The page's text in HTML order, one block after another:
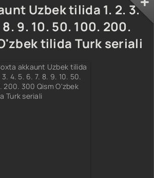
Uzbek tilida 1. 2. 3.
8. 9. 10. 50. 100. 200.
tilida Turk seriali